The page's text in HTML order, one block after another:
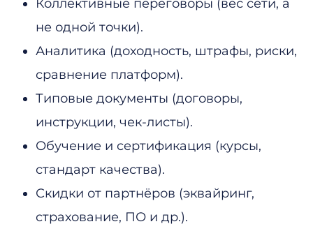
Коллективные переговоры (вес сети, а
не одной точки).
Аналитика (доходность, штрафы, риски,
сравнение платформ).
Типовые документы (договоры,
инструкции, чек-листы).
Обучение и сертификация (курсы,
стандарт качества).
Скидки от партнёров (эквайринг,
страхование, ПО и др.).